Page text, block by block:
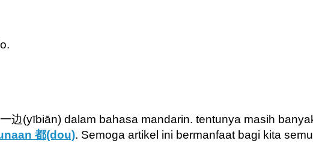
边(yībiān) dalam bahasa mandarin. tentunya masih
都(dou). Semoga artikel ini bermanfaat bagi kita